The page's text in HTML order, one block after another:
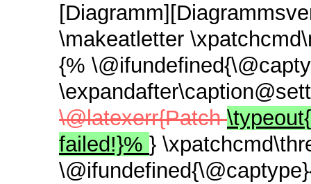
\makeatletter
{%
\@latexerr{Patch
failed!}% }